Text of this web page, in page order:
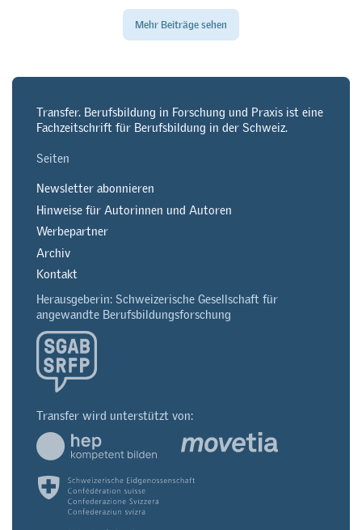
Mehr Beiträge sehen
Transfer. Berufsbildung in Forschung und Praxis ist eine
Fachzeitschrift für Berufsbildung in der Schweiz.
Seiten
Newsletter abonnieren
Hinweise für Autorinnen und Autoren
Werbepartner
Archiv
Kontakt
Herausgeberin: Schweizerische Gesellschaft für
angewandte Berufsbildungsforschung
Transfer wird unterstützt von: